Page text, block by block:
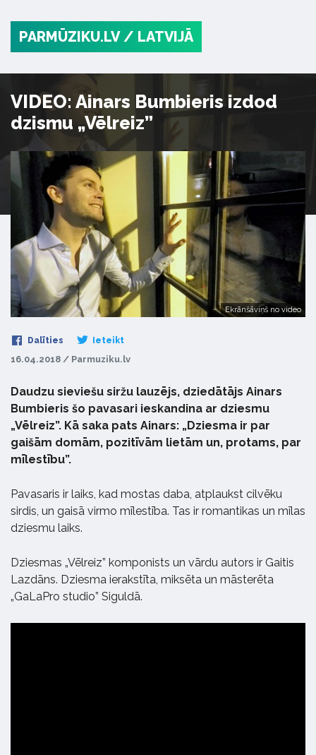
PARMŪZIKU.LV / LATVIJĀ
VIDEO: Ainars Bumbieris izdod
dzismu „Vēlreiz”
Ekrānšāviņš no video
Dalīties Ieteikt
16.04.2018 / Parmuziku.lv
Daudzu sieviešu siržu lauzējs, dziedātājs Ainars
Bumbieris šo pavasari ieskandina ar dziesmu
„Vēlreiz”. Kā saka pats Ainars: „Dziesma ir par
gaišām domām, pozitīvām lietām un, protams, par
mīlestību”.
Pavasaris ir laiks, kad mostas daba, atplaukst cilvēku
sirdis, un gaisā virmo mīlestība. Tas ir romantikas un mīlas
dziesmu laiks.
Dziesmas „Vēlreiz” komponists un vārdu autors ir Gaitis
Lazdāns. Dziesma ierakstīta, miksēta un māsterēta
„GaLaPro studio” Siguldā.